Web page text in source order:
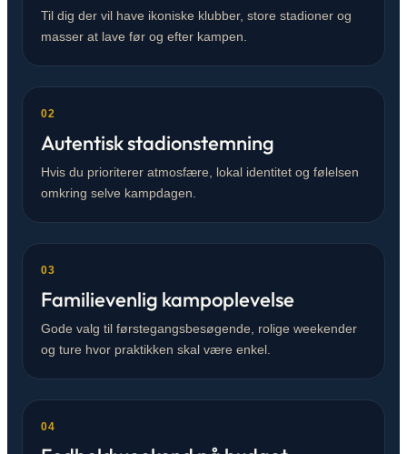
Til dig der vil have ikoniske klubber, store stadioner og
masser at lave før og efter kampen.
02
Autentisk stadionstemning
Hvis du prioriterer atmosfære, lokal identitet og følelsen
omkring selve kampdagen.
03
Familievenlig kampoplevelse
Gode valg til førstegangsbesøgende, rolige weekender
og ture hvor praktikken skal være enkel.
04